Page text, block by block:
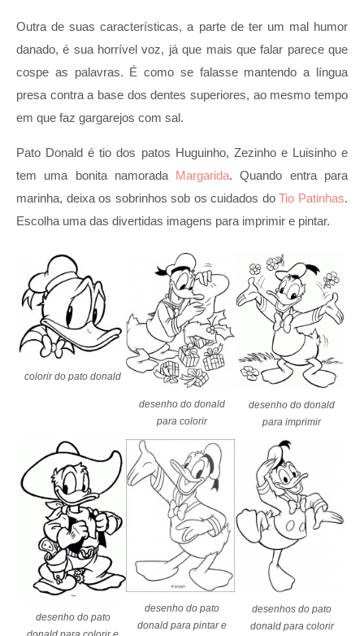
Outra de suas características, a parte de ter um mal humor
danado, é sua horrível voz, já que mais que falar parece que
cospe as palavras. É como se falasse mantendo a língua
presa contra a base dos dentes superiores, ao mesmo tempo
em que faz gargarejos com sal.
Pato Donald é tio dos patos Huguinho, Zezinho e Luisinho e
tem uma bonita namorada Margarida. Quando entra para
marinha, deixa os sobrinhos sob os cuidados doTio Patinhas.
Escolha uma das divertidas imagens para imprimir e pintar.
colorir do pato donald
desenho do donald
para colorir
desenho do donald
para imprimir
desenho do pato
desenho do pato
donald para pintar e
desenhos do pato
donald para colorir